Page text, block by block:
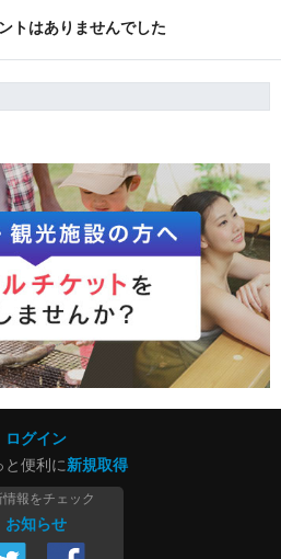
トはありませんでした
ログイン
と便利に新規取得
情報をチェック
お知らせ